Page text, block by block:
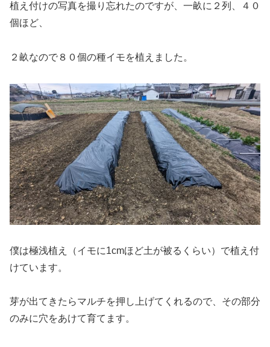
植え付けの写真を撮り忘れたのですが、一畝に２列、４０
個ほど、
２畝なので８０個の種イモを植えました。
僕は極浅植え（イモに1cmほど土が被るくらい）で植え付
けています。
芽が出てきたらマルチを押し上げてくれるので、その部分
のみに穴をあけて育てます。